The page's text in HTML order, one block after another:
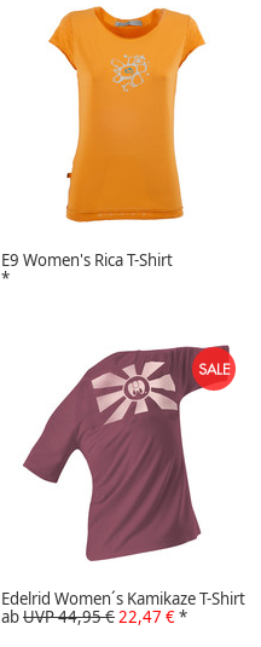
E9 Women's Rica T-Shirt
*
Edelrid Women´s Kamikaze T-Shirt
abUVP 44,95 €22,47 €*